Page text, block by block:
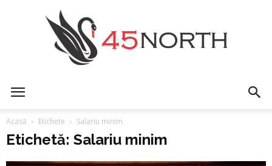
Acasă Etichete Salariu minim
Etichetă: Salariu minim